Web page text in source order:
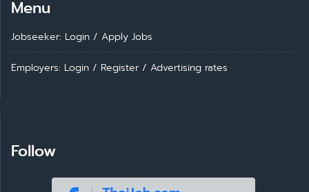
Menu
Jobseeker: Login / Apply Jobs
Employers: Login / Register / Advertising rates
Follow